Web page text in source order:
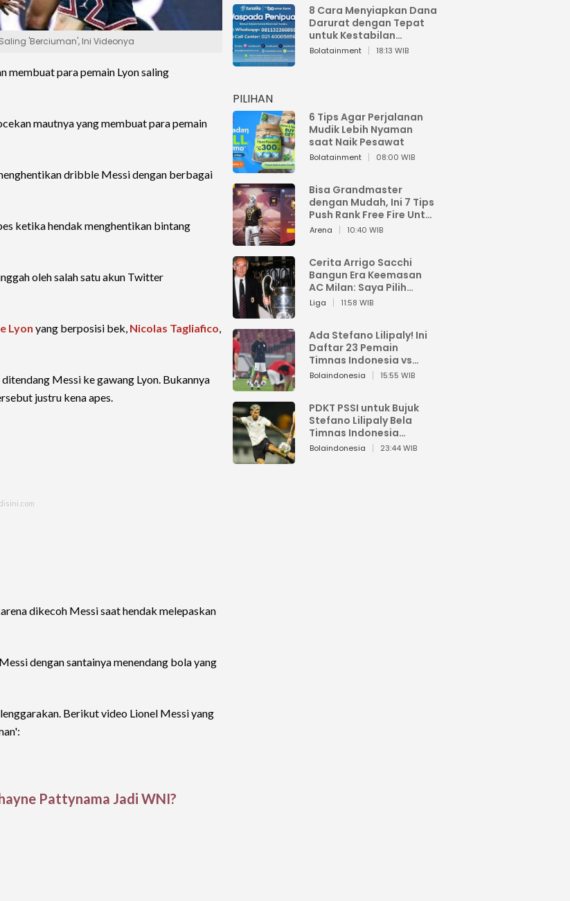
'Berciuman', Ini Videonya
membuat para pemain Lyon saling
mautnya yang membuat para pemain
dribble Messi dengan berbagai
ketika hendak menghentikan bintang
oleh salah satu akun Twitter
Lyon yang berposisi bek, Nicolas Tagliafico,
Messi ke gawang Lyon. Bukannya
justru kena apes.
dikecoh Messi saat hendak melepaskan
dengan santainya menendang bola yang
Berikut video Lionel Messi yang
Pattynama Jadi WNI?
8 Cara Menyiapkan Dana
Darurat dengan Tepat
untuk Kestabilan
Keuangan
Bolatainment 18:13 WIB
PILIHAN
6 Tips Agar Perjalanan
Mudik Lebih Nyaman
saat Naik Pesawat
Bolatainment 08:00 WIB
Bisa Grandmaster
dengan Mudah, Ini 7 Tips
Push Rank Free Fire Untuk
Pemula
Arena 10:40 WIB
Cerita Arrigo Sacchi
Bangun Era Keemasan
AC Milan: Saya Pilih
Pemain dari Isi Otaknya
Liga 11:58 WIB
Ada Stefano Lilipaly! Ini
Daftar 23 Pemain
Timnas Indonesia vs
China
Bolaindonesia 15:55 WIB
PDKT PSSI untuk Bujuk
Stefano Lilipaly Bela
Timnas Indonesia
Berakhir Berantakan
Bolaindonesia 23:44 WIB